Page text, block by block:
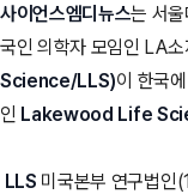
사이언스엠디뉴스는 서
국인 의학자 모임인 LA소
Science/LLS)이 한국
인 Lakewood Life
LLS 미국본부 연구법인